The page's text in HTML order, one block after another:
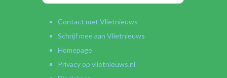
Contact met Vlietnieuws
Schrijf mee aan Vlietnieuws
Homepage
Privacy op vlietnieuws.nl